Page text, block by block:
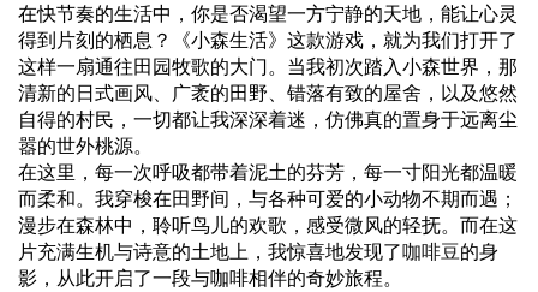
在快节奏的生活中，你是否渴望一方宁静的天地，能让心灵
得到片刻的栖息？《小森生活》这款游戏，就为我们打开了
这样一扇通往田园牧歌的大门。当我初次踏入小森世界，那
清新的日式画风、广袤的田野、错落有致的屋舍，以及悠然
自得的村民，一切都让我深深着迷，仿佛真的置身于远离尘
嚣的世外桃源。
在这里，每一次呼吸都带着泥土的芬芳，每一寸阳光都温暖
而柔和。我穿梭在田野间，与各种可爱的小动物不期而遇；
漫步在森林中，聆听鸟儿的欢歌，感受微风的轻抚。而在这
片充满生机与诗意的土地上，我惊喜地发现了咖啡豆的身
影，从此开启了一段与咖啡相伴的奇妙旅程。